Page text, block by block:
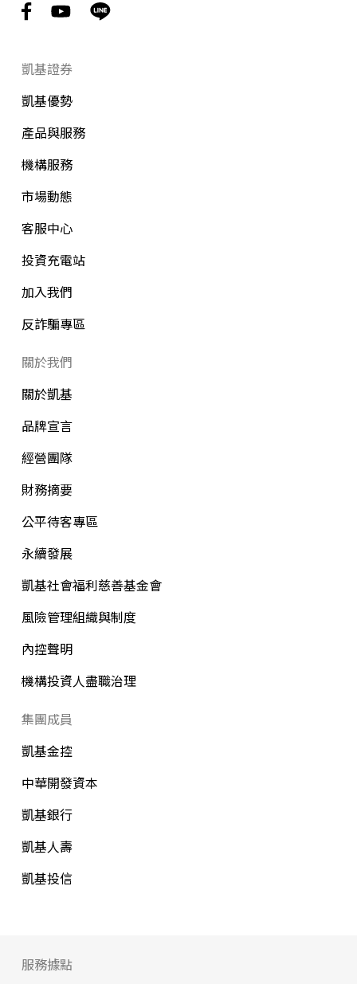
凱基證券
凱基優勢
產品與服務
機構服務
市場動態
客服中心
投資充電站
加入我們
反詐騙專區
關於我們
關於凱基
品牌宣言
經營團隊
財務摘要
公平待客專區
永續發展
凱基社會福利慈善基金會
風險管理組織與制度
內控聲明
機構投資人盡職治理
集團成員
凱基金控
中華開發資本
凱基銀行
凱基人壽
凱基投信
服務據點